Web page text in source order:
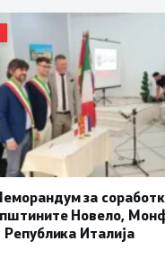
за
Новело,
Италија